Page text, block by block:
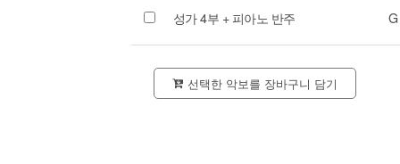
성가 4부 + 피아노 반주
선택한 악보를 장바구니 담기